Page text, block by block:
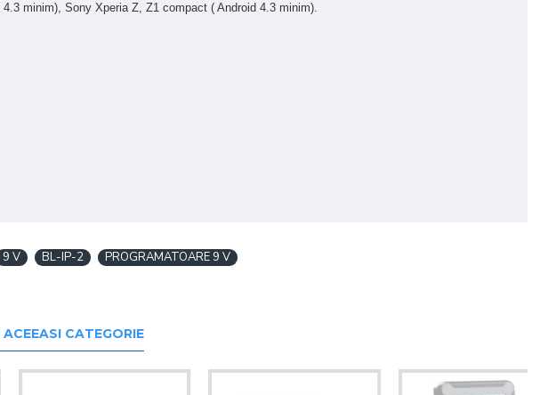
minim), Sony Xperia Z, Z1 compact ( Android 4.3 minim).
9 V BL-IP-2 PROGRAMATOARE 9 V
ACEEASI CATEGORIE